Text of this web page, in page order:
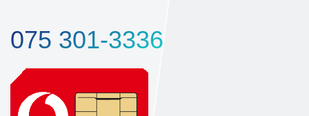
075 301-3336